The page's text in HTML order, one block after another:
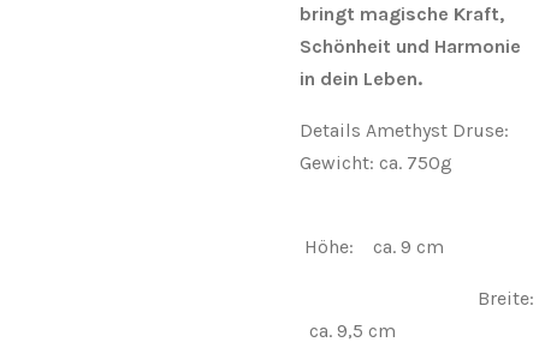
bringt magische Kraft,
Schönheit und Harmonie
in dein Leben.
Details Amethyst Druse:
Gewicht: ca. 750g
Höhe: ca. 9 cm
Breite:
ca. 9,5 cm